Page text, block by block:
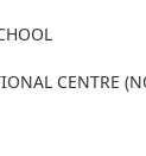
CENTRE